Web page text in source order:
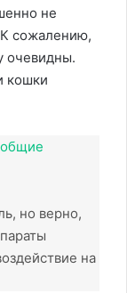
не
К сожалению,
очевидны.
кошки
но верно,
на